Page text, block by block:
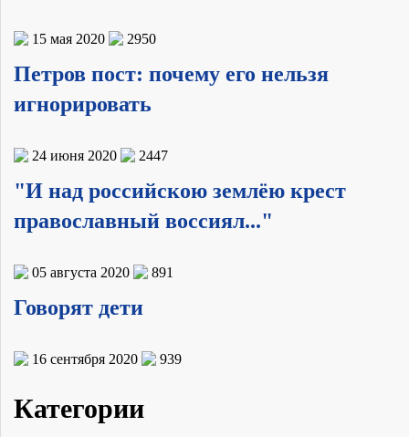
15 мая 2020 2950
Петров пост: почему его нельзя
игнорировать
24 июня 2020 2447
"И над российскою землёю крест
православный воссиял..."
05 августа 2020 891
Говорят дети
16 сентября 2020 939
Категории